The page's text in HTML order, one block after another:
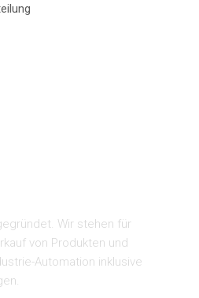
Wir stehen für
von Produkten und
Automation inklusive